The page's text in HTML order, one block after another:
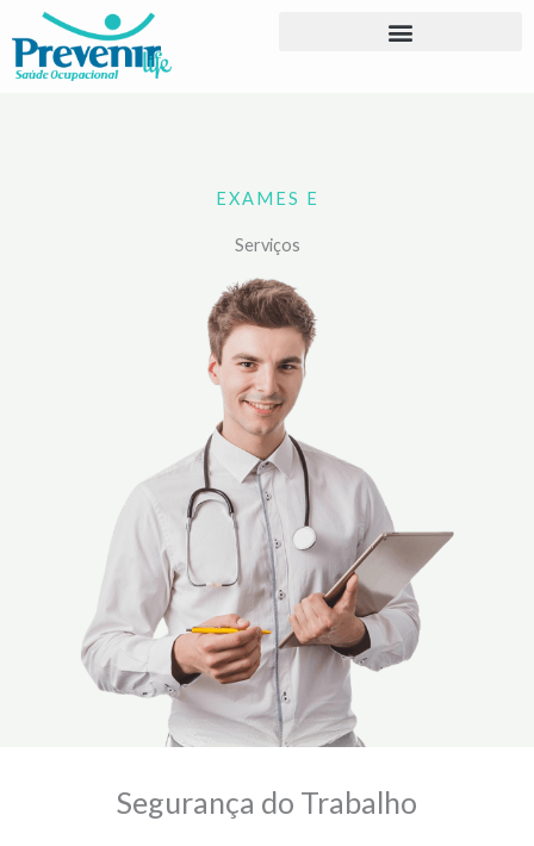
para
EXAMES E
Serviços
Segurança do Trabalho